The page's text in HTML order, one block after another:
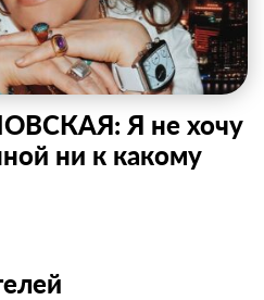
Я не хочу
ни к какому